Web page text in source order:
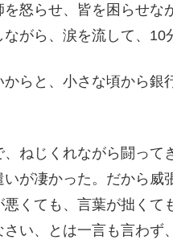
怒らせ、皆を困らせ
がら、涙を流して、10
らと、小さな頃から
ねじくれながら闘っ
が凄かった。だから
くても、言葉が拙く
い、とは一言も言わ